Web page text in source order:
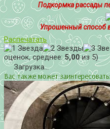
Подкормка рассады
Упрошенный способ
Распечатать
оценок, среднее:5,00из 5)
Загрузка...
Вас также может заинтересовать: